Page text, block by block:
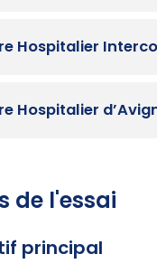
Hospitalier
Hospitalier
de l'essai
principal